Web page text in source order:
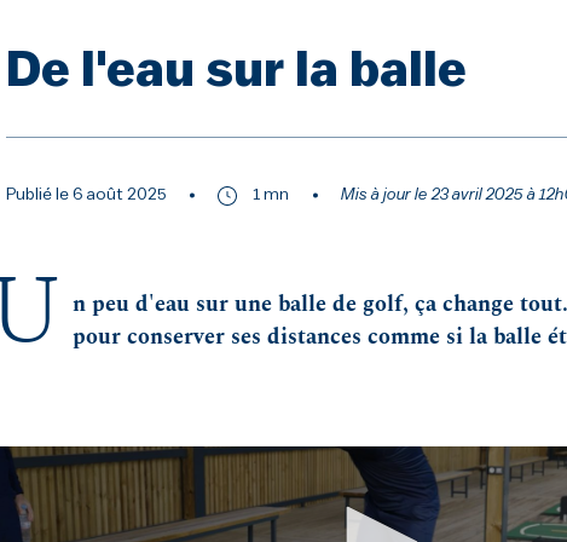
De l'eau sur la balle
Publié le 6 août 2025 1 mn Mis à jour le 23 avril 2025 à
U
n peu d'eau sur une balle de golf, ça change
pour conserver ses distances comme si la balle